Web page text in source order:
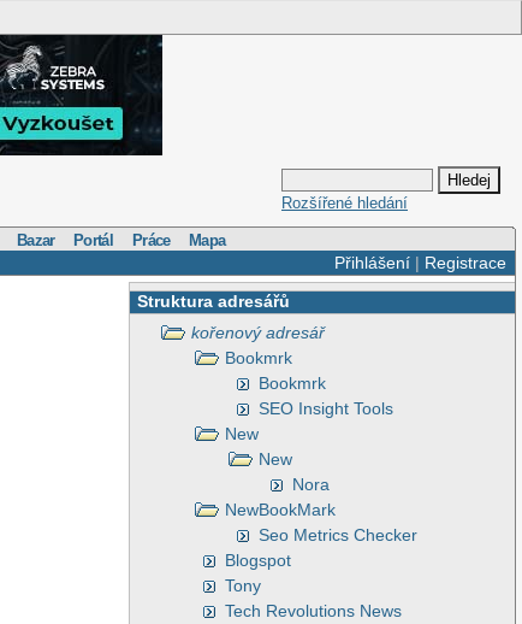
Rozšířené hledání
Bazar Portál Práce Mapa
Přihlášení| Registrace
Struktura adresářů
kořenový adresář
Bookmrk
Bookmrk
SEO Insight Tools
New
New
Nora
NewBookMark
Seo Metrics Checker
Blogspot
Tony
Tech Revolutions News